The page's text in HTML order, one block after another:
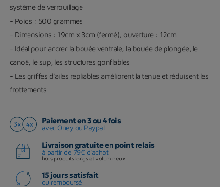
système de verrouillage
- Poids : 500 grammes
- Dimensions : 19cm x 3cm (fermé), ouverture : 12cm
- Idéal pour ancrer la bouée ventrale, la bouée de plongée, le
canoë, le sup, les structures gonflables
- Les griffes d'ailes repliables améliorent la tenue et réduisent les
frottements
Paiement en 3 ou 4 fois
avec Oney ou Paypal
Livraison gratuite en point relais
à partir de 79€ d'achat
hors produits longs et volumineux
15 jours satisfait
ou remboursé